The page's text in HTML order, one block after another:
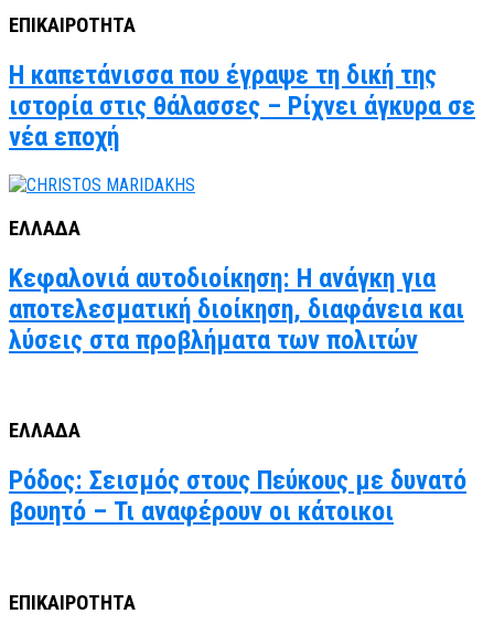
ΕΠΙΚΑΙΡΟΤΗΤΑ
Η καπετάνισσα που έγραψε τη δική της
ιστορία στις θάλασσες – Ρίχνει άγκυρα σε
νέα εποχή
ΕΛΛΑΔΑ
Κεφαλονιά αυτοδιοίκηση: Η ανάγκη για
αποτελεσματική διοίκηση, διαφάνεια και
λύσεις στα προβλήματα των πολιτών
ΕΛΛΑΔΑ
Ρόδος: Σεισμός στους Πεύκους με δυνατό
βουητό – Τι αναφέρουν οι κάτοικοι
ΕΠΙΚΑΙΡΟΤΗΤΑ